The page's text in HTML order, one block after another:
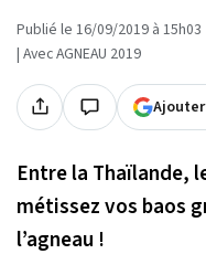
Publié le 16/09/2019 à 15h03
| Avec AGNEAU 2019
Entre la Thaïlande,
métissez vos baos
l’agneau !